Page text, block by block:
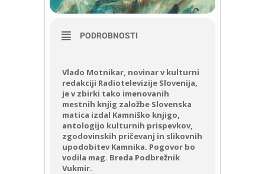
PODROBNOSTI
Vlado Motnikar, novinar v kulturni
redakciji Radiotelevizije Slovenija,
je v zbirki tako imenovanih
mestnih knjig založbe Slovenska
matica izdal Kamniško knjigo,
antologijo kulturnih prispevkov,
zgodovinskih pričevanj in slikovnih
upodobitev Kamnika. Pogovor bo
vodila mag. Breda Podbrežnik
Vukmir.